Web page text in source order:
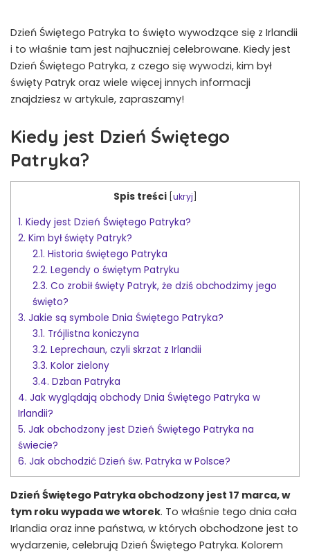
Dzień Świętego Patryka to święto wywodzące się z Irlandii
i to właśnie tam jest najhuczniej celebrowane. Kiedy jest
Dzień Świętego Patryka, z czego się wywodzi, kim był
święty Patryk oraz wiele więcej innych informacji
znajdziesz w artykule, zapraszamy!
Kiedy jest Dzień Świętego
Patryka?
Spis treści ukryj
1. Kiedy jest Dzień Świętego Patryka?
2. Kim był święty Patryk?
2.1. Historia świętego Patryka
2.2. Legendy o świętym Patryku
2.3. Co zrobił święty Patryk, że dziś obchodzimy jego
święto?
3. Jakie są symbole Dnia Świętego Patryka?
3.1. Trójlistna koniczyna
3.2. Leprechaun, czyli skrzat z Irlandii
3.3. Kolor zielony
3.4. Dzban Patryka
4. Jak wyglądają obchody Dnia Świętego Patryka w
Irlandii?
5. Jak obchodzony jest Dzień Świętego Patryka na
świecie?
6. Jak obchodzić Dzień św. Patryka w Polsce?
Dzień Świętego Patryka obchodzony jest 17 marca, w
tym roku wypada we wtorek. To właśnie tego dnia cała
Irlandia oraz inne państwa, w których obchodzone jest to
wydarzenie, celebrują Dzień Świętego Patryka. Kolorem